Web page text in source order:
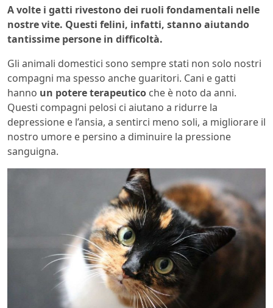
A volte i gatti rivestono dei ruoli fondamentali nelle
nostre vite. Questi felini, infatti, stanno aiutando
tantissime persone in difficoltà.
Gli animali domestici sono sempre stati non solo nostri
compagni ma spesso anche guaritori. Cani e gatti
hanno un potere terapeutico che è noto da anni.
Questi compagni pelosi ci aiutano a ridurre la
depressione e l’ansia, a sentirci meno soli, a migliorare il
nostro umore e persino a diminuire la pressione
sanguigna.